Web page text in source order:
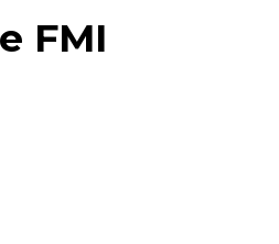
FMI